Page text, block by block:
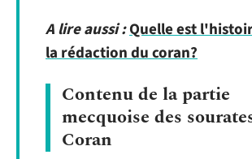
A lire aussi :Quelle est
la rédaction du coran?
Contenu de la partie
mecquoise des
Coran